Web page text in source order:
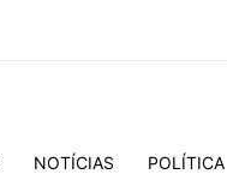
NOTÍCIAS POLÍTICA